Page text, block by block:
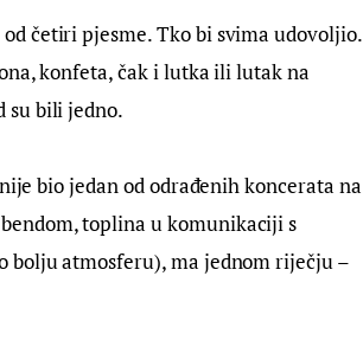
četiri pjesme. Tko bi svima udovoljio.
konfeta, čak i lutka ili lutak na
su bili jedno.
bio jedan od odrađenih koncerata na
toplina u komunikaciji s
bolju atmosferu), ma jednom riječju –